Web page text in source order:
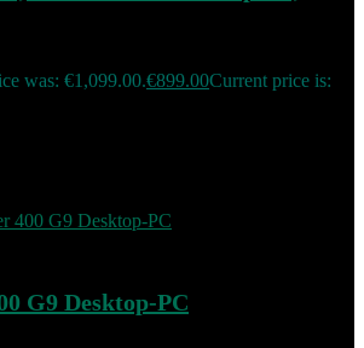
was: €1,099.00.€899.00Current price is:
G9 Desktop-PC